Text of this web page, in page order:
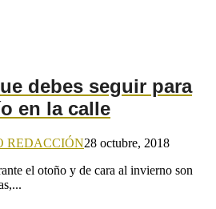
debes seguir para
en la calle
REDACCIÓN28 octubre, 2018
el otoño y de cara al invierno son